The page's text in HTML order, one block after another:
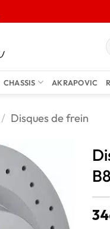
CHASSIS AKRAPOVIC
/ Disques de frein